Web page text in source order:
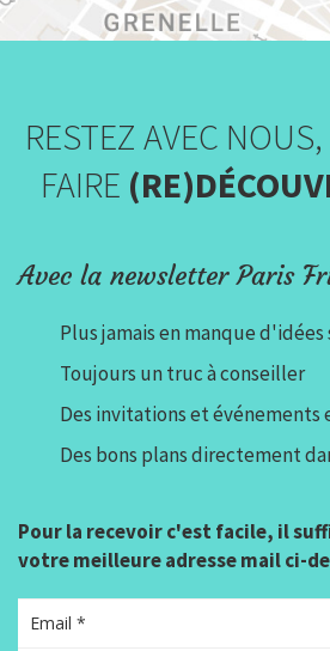
RESTEZ AVEC
FAIRE
Avec la newsletter Paris
Plus jamais en manque d'idées
Toujours un truc à conseiller
Des invitations et événements
Des bons plans directement
Pour la recevoir c'est facile, il
votre meilleure adresse mail ci-